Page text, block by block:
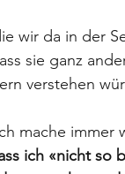
wir da in der
sie ganz
verstehen
mache immer
ich «nicht so